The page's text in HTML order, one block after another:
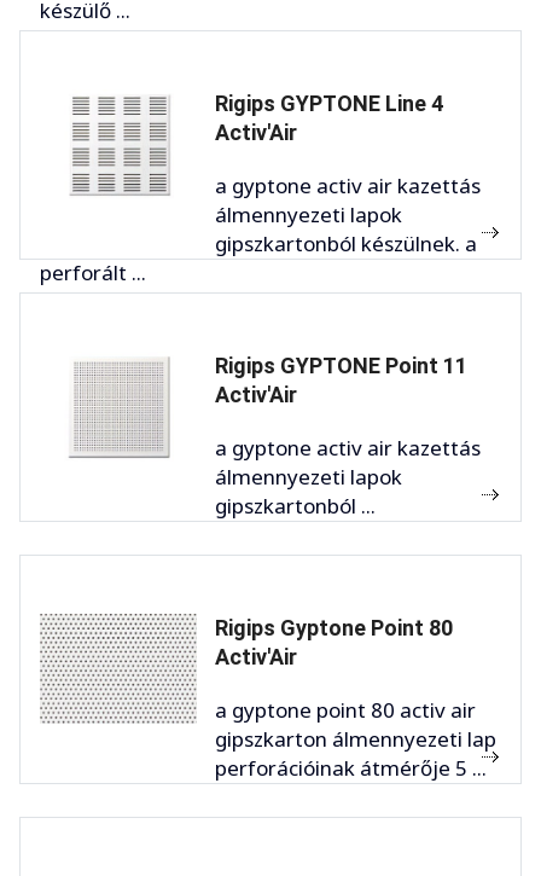
készülő ...
Rigips GYPTONE Line 4
Activ'Air
a gyptone activ air kazettás
álmennyezeti lapok
gipszkartonból készülnek. a
perforált ...
Rigips GYPTONE Point 11
Activ'Air
a gyptone activ air kazettás
álmennyezeti lapok
gipszkartonból ...
Rigips Gyptone Point 80
Activ'Air
a gyptone point 80 activ air
gipszkarton álmennyezeti lap
perforációinak átmérője 5 ...